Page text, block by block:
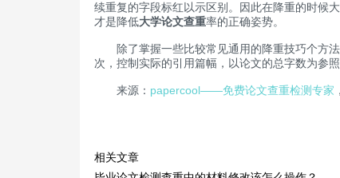
续重复的字段标红以示区别。因此在降重的时候
才是降低大学论文查重率的正确姿势。
除了掌握一些比较常见通用的降重技巧个方法
次，控制实际的引用篇幅，以论文的总字数为参
来源： papercool——免费论文查重检测专家
相关文章